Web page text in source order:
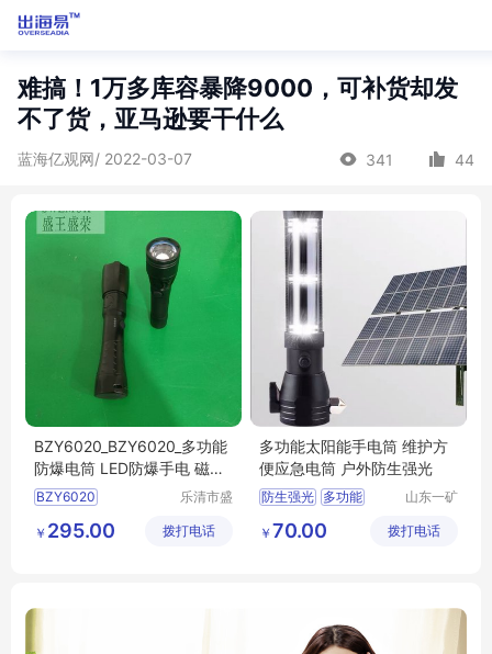
难搞！1万多库容暴降9000，可补货却发
不了货，亚马逊要干什么
蓝海亿观网/ 2022-03-07 341 44
BZY6020_BZY6020_多功能
防爆电筒 LED防爆手电 磁吸
巡检手电筒
BZY6020
BZY6020防爆电筒
乐清市盛
器有限公
￥ 295.00 拨打电话
多功能太阳能手电筒 维护方
便应急电筒 户外防生强光
防生强光 多功能
山东一矿
有限公司
￥ 70.00 拨打电话